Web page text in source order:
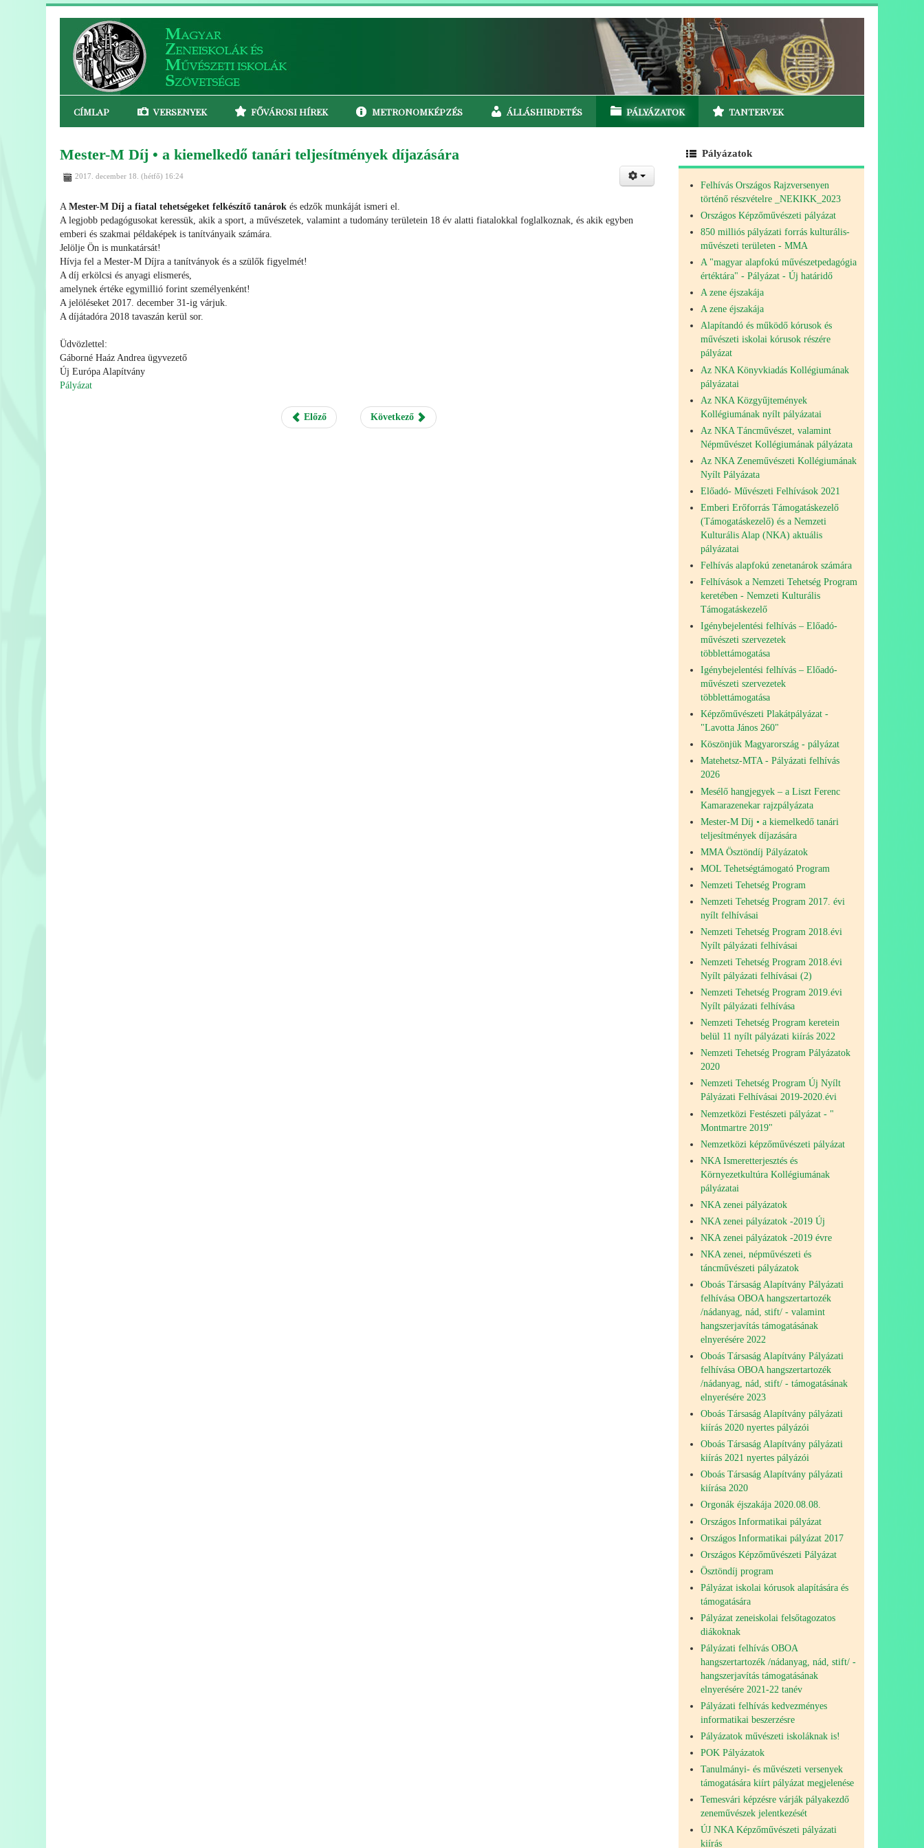
CÍMLAP VERSENYEK FŐVÁROSI HÍREK METRONOMKÉPZÉS ÁLLÁSHIRDETÉS PÁLYÁZATOK TANTERVEK
Mester-M Díj • a kiemelkedő tanári teljesítmények díjazására
2017. december 18. (hétfő) 16:24
A Mester-M Díj a fiatal tehetségeket felkészítő tanárok és edzők munkáját ismeri el.
A legjobb pedagógusokat keressük, akik a sport, a művészetek, valamint a tudomány területein 18 év alatti fiatalokkal foglalkoznak, és akik egyben
emberi és szakmai példaképek is tanítványaik számára.
Jelölje Ön is munkatársát!
Hívja fel a Mester-M Díjra a tanítványok és a szülők figyelmét!
A díj erkölcsi és anyagi elismerés,
amelynek értéke egymillió forint személyenként!
A jelöléseket 2017. december 31-ig várjuk.
A díjátadóra 2018 tavaszán kerül sor.
Üdvözlettel:
Gáborné Haáz Andrea ügyvezető
Új Európa Alapítvány
Pályázat
Előző Következő
Pályázatok
Felhívás Országos Rajzversenyen
történő részvételre _NEKIKK_2023
Országos Képzőművészeti pályázat
850 milliós pályázati forrás kulturális-
művészeti területen - MMA
A "magyar alapfokú művészetpedagógia
értéktára" - Pályázat - Új határidő
A zene éjszakája
A zene éjszakája
Alapítandó és működő kórusok és
művészeti iskolai kórusok részére
pályázat
Az NKA Könyvkiadás Kollégiumának
pályázatai
Az NKA Közgyűjtemények
Kollégiumának nyílt pályázatai
Az NKA Táncművészet, valamint
Népművészet Kollégiumának pályázata
Az NKA Zeneművészeti Kollégiumának
Nyílt Pályázata
Előadó- Művészeti Felhívások 2021
Emberi Erőforrás Támogatáskezelő
(Támogatáskezelő) és a Nemzeti
Kulturális Alap (NKA) aktuális
pályázatai
Felhívás alapfokú zenetanárok számára
Felhívások a Nemzeti Tehetség Program
keretében - Nemzeti Kulturális
Támogatáskezelő
Igénybejelentési felhívás – Előadó-
művészeti szervezetek
többlettámogatása
Igénybejelentési felhívás – Előadó-
művészeti szervezetek
többlettámogatása
Képzőművészeti Plakátpályázat -
"Lavotta János 260"
Köszönjük Magyarország - pályázat
Matehetsz-MTA - Pályázati felhívás
2026
Mesélő hangjegyek – a Liszt Ferenc
Kamarazenekar rajzpályázata
Mester-M Díj • a kiemelkedő tanári
teljesítmények díjazására
MMA Ösztöndíj Pályázatok
MOL Tehetségtámogató Program
Nemzeti Tehetség Program
Nemzeti Tehetség Program 2017. évi
nyílt felhívásai
Nemzeti Tehetség Program 2018.évi
Nyílt pályázati felhívásai
Nemzeti Tehetség Program 2018.évi
Nyílt pályázati felhívásai (2)
Nemzeti Tehetség Program 2019.évi
Nyílt pályázati felhívása
Nemzeti Tehetség Program keretein
belül 11 nyílt pályázati kiírás 2022
Nemzeti Tehetség Program Pályázatok
2020
Nemzeti Tehetség Program Új Nyílt
Pályázati Felhívásai 2019-2020.évi
Nemzetközi Festészeti pályázat - "
Montmartre 2019"
Nemzetközi képzőművészeti pályázat
NKA Ismeretterjesztés és
Környezetkultúra Kollégiumának
pályázatai
NKA zenei pályázatok
NKA zenei pályázatok -2019 Új
NKA zenei pályázatok -2019 évre
NKA zenei, népművészeti és
táncművészeti pályázatok
Oboás Társaság Alapítvány Pályázati
felhívása OBOA hangszertartozék
/nádanyag, nád, stift/ - valamint
hangszerjavítás támogatásának
elnyerésére 2022
Oboás Társaság Alapítvány Pályázati
felhívása OBOA hangszertartozék
/nádanyag, nád, stift/ - támogatásának
elnyerésére 2023
Oboás Társaság Alapítvány pályázati
kiírás 2020 nyertes pályázói
Oboás Társaság Alapítvány pályázati
kiírás 2021 nyertes pályázói
Oboás Társaság Alapítvány pályázati
kiírása 2020
Orgonák éjszakája 2020.08.08.
Országos Informatikai pályázat
Országos Informatikai pályázat 2017
Országos Képzőművészeti Pályázat
Ösztöndíj program
Pályázat iskolai kórusok alapítására és
támogatására
Pályázat zeneiskolai felsőtagozatos
diákoknak
Pályázati felhívás OBOA
hangszertartozék /nádanyag, nád, stift/ -
hangszerjavítás támogatásának
elnyerésére 2021-22 tanév
Pályázati felhívás kedvezményes
informatikai beszerzésre
Pályázatok művészeti iskoláknak is!
POK Pályázatok
Tanulmányi- és művészeti versenyek
támogatására kiírt pályázat megjelenése
Temesvári képzésre várják pályakezdő
zeneművészek jelentkezését
ÚJ NKA Képzőművészeti pályázati
kiírás